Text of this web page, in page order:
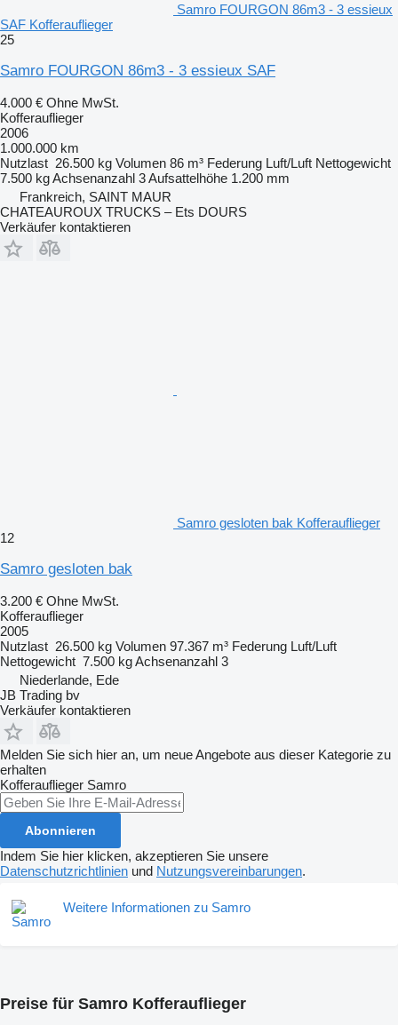
Samro FOURGON 86m3 - 3 essieux
SAF Kofferauflieger
25
Samro FOURGON 86m3 - 3 essieux SAF
4.000 € Ohne MwSt.
Kofferauflieger
2006
1.000.000 km
Nutzlast 26.500 kg Volumen 86 m³ Federung Luft/Luft Nettogewicht
7.500 kgAchsenanzahl 3Aufsattelhöhe 1.200 mm
Frankreich, SAINT MAUR
CHATEAUROUX TRUCKS – Ets DOURS
Verkäufer kontaktieren
Samro gesloten bak Kofferauflieger
12
Samro gesloten bak
3.200 € Ohne MwSt.
Kofferauflieger
2005
Nutzlast 26.500 kg Volumen 97.367 m³ Federung Luft/Luft
Nettogewicht 7.500 kgAchsenanzahl 3
Niederlande, Ede
JB Trading bv
Verkäufer kontaktieren
Melden Sie sich hier an, um neue Angebote aus dieser Kategorie zu
erhalten
Kofferauflieger Samro
Abonnieren
Indem Sie hier klicken, akzeptieren Sie unsere
Datenschutzrichtlinien und Nutzungsvereinbarungen.
Weitere Informationen zu Samro
Preise für Samro Kofferauflieger